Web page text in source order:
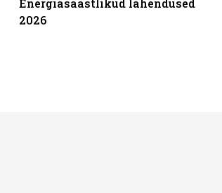
Energiasäästlikud lahendused
2026